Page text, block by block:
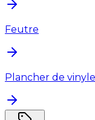
Feutre
Plancher de vinyle